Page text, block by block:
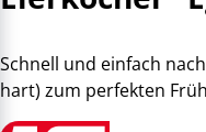
Schnell und einfach
hart) zum perfekten